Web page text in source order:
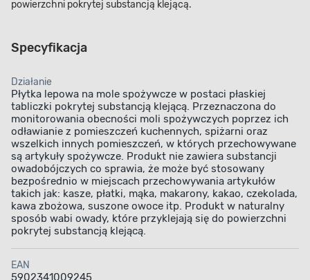
powierzchni pokrytej substancją klejącą.
Specyfikacja
Działanie
Płytka lepowa na mole spożywcze w postaci płaskiej
tabliczki pokrytej substancją klejącą. Przeznaczona do
monitorowania obecności moli spożywczych poprzez ich
odławianie z pomieszczeń kuchennych, spiżarni oraz
wszelkich innych pomieszczeń, w których przechowywane
są artykuły spożywcze. Produkt nie zawiera substancji
owadobójczych co sprawia, że może być stosowany
bezpośrednio w miejscach przechowywania artykułów
takich jak: kasze, płatki, mąka, makarony, kakao, czekolada,
kawa zbożowa, suszone owoce itp. Produkt w naturalny
sposób wabi owady, które przyklejają się do powierzchni
pokrytej substancją klejącą.
EAN
5902341009245